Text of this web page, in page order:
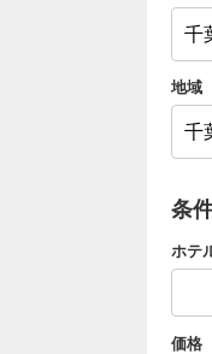
地域
条
ホテ
価格